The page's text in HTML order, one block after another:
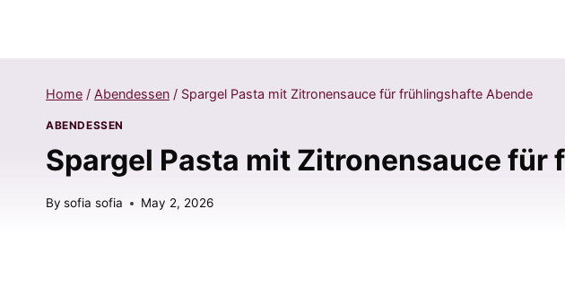
Home / Abendessen / Spargel Pasta mit Zitronensauce für frühlingshafte Abende
ABENDESSEN
Spargel Pasta mit Zitronensauce
By sofia sofia May 2, 2026